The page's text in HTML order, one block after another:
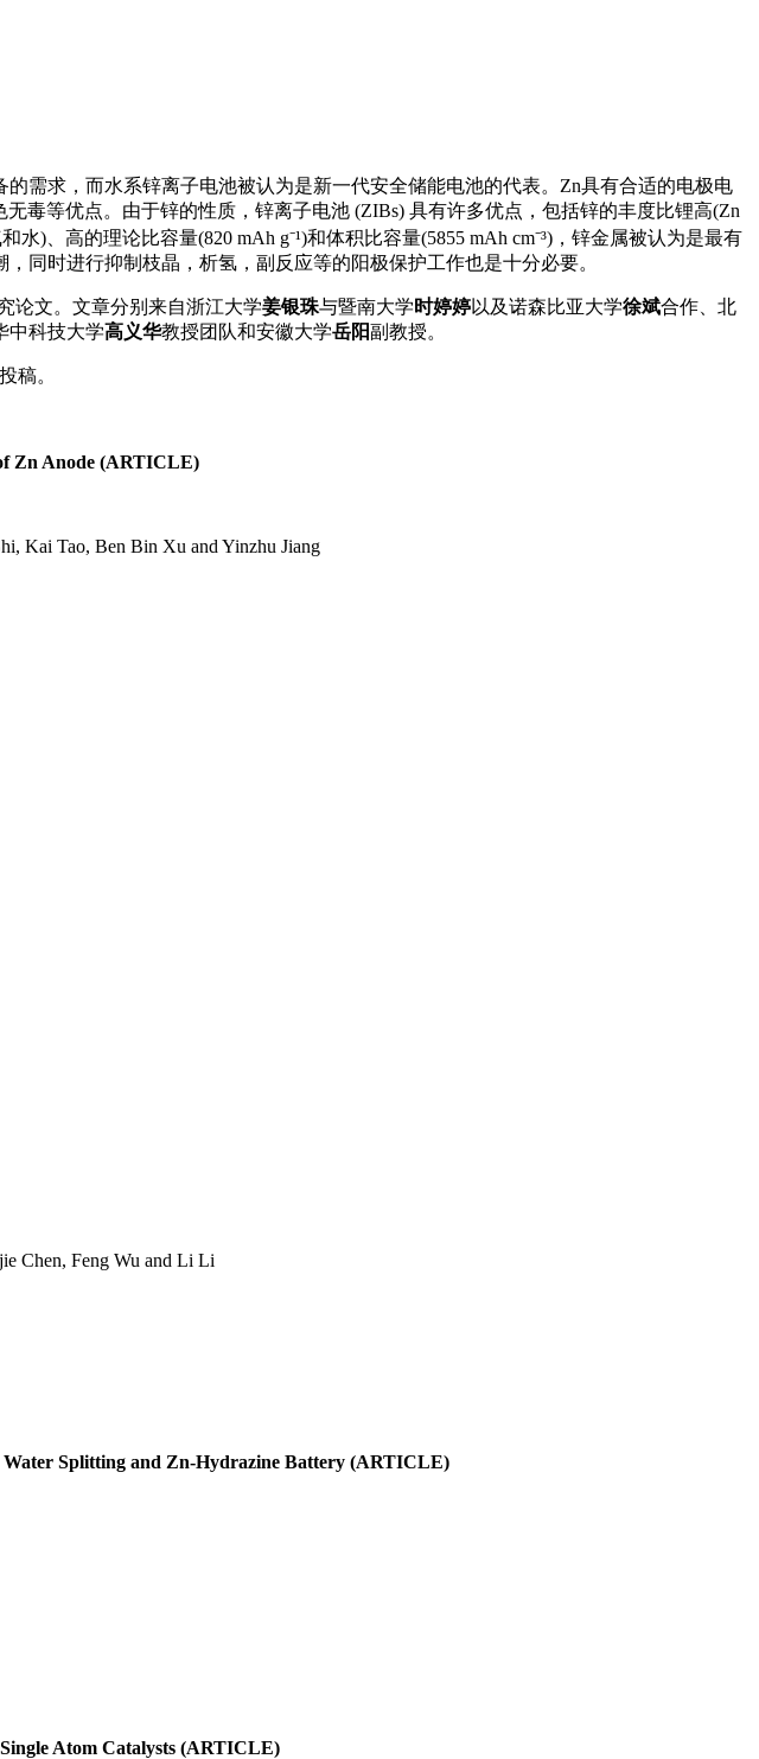
需求，而水系锌离子电池被认为是新一代安全储能电池的代表。Zn具有合适的电极电
毒等优点。由于锌的性质，锌离子电池 (ZIBs) 具有许多优点，包括锌的丰度比锂高(Zn
)、高的理论比容量(820 mAh g⁻¹)和体积比容量(5855 mAh cm⁻³)，锌金属被认为是最有
同时进行抑制枝晶，析氢，副反应等的阳极保护工作也是十分必要。
论文。文章分别来自浙江大学姜银珠与暨南大学 时婷婷以及诺森比亚大学徐斌合作、北
中科技大学高义华教授团队和安徽大学岳阳副教授。
稿。
Zn Anode (ARTICLE)
Kai Tao, Ben Bin Xu and Yinzhu Jiang
Chen, Feng Wu and Li Li
Water Splitting and Zn-Hydrazine Battery (ARTICLE)
Atom Catalysts (ARTICLE)